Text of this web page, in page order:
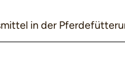
in der